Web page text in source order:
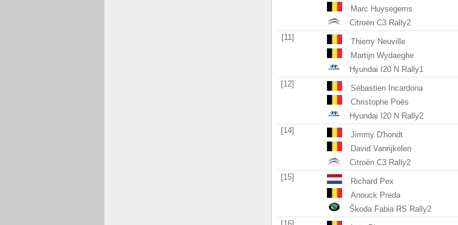
Marc Huysegems
Citroën C3 Rally2
[11]
Thierry Neuville
Martijn Wydaeghe
Hyundai I20 N Rally1
[12]
Sébastien Incardona
Christophe Poës
Hyundai I20 N Rally2
[14]
Jimmy D'hondt
David Vanrijkelen
Citroën C3 Rally2
[15]
Richard Pex
Anouck Preda
Škoda Fabia RS Rally2